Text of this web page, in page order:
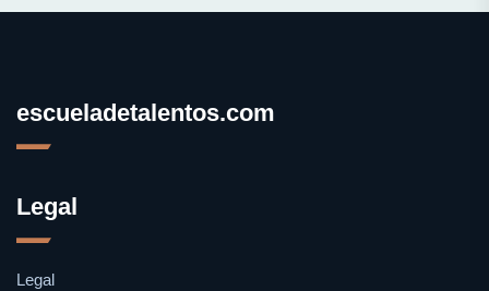
escueladetalentos.com
Legal
Legal